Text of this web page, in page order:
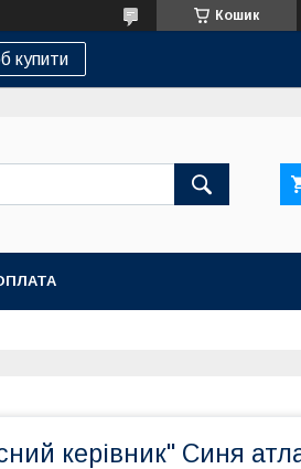
Кошик
купити
керівник" Синя